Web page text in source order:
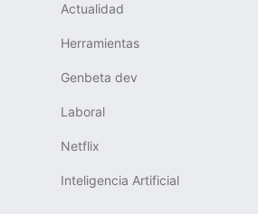
Actualidad
Herramientas
Genbeta dev
Laboral
Netflix
Inteligencia Artificial